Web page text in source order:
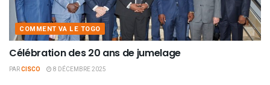
COMMENT VA LE TOGO
Célébration des 20 ans de jumelage
PARCISCO 8 DÉCEMBRE 2025